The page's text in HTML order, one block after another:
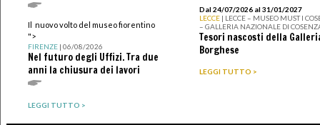
Il nuovo volto del museo fiorentino
">
FIRENZE| 06/08/2026
Nel futuro degli Uffizi. Tra due
anni la chiusura dei lavori
LEGGI TUTTO >
Dal 24/07/2026 al 31/01/2027
LECCE | LECCE – MUSEO MUST I
– GALLERIA NAZIONALE DI
Tesori nascosti della
Borghese
LEGGI TUTTO >